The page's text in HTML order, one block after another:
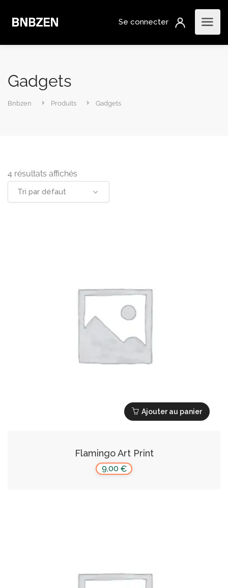
Gadgets
Bnbzen Produits Gadgets
4 résultats affichés
Tri par défaut
Ajouter au panier
Flamingo Art Print
9,00 €